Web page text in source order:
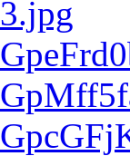
3.jpg